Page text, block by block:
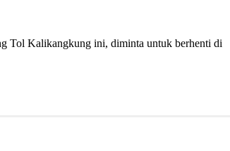
Tol Kalikangkung ini, diminta untuk berhenti di